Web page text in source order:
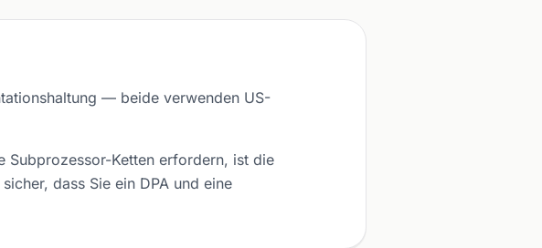
— beide verwenden US-
Subprozessor-Ketten erfordern, ist die
dass Sie ein DPA und eine